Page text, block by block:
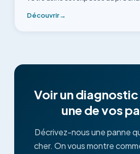
Découvrir→
Voir un
une de vos
Décrivez-nous une panne
cher. On vous montre